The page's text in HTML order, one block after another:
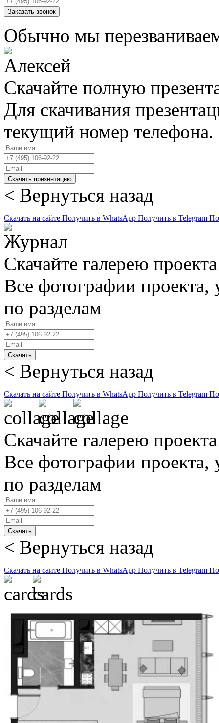
Заказать звонок
Обычно мы
Скачайте полную
Для скачивания
текущий номер телефона.
Скачать презентацию
< Вернуться назад
Скачать на сайте Получить в WhatsApp Получить в Telegram
Скачайте галерею
Все фотографии проекта,
по разделам
Скачать
< Вернуться назад
Скачать на сайте Получить в WhatsApp Получить в Telegram
Скачайте галерею
Все фотографии проекта,
по разделам
Скачать
< Вернуться назад
Скачать на сайте Получить в WhatsApp Получить в Telegram